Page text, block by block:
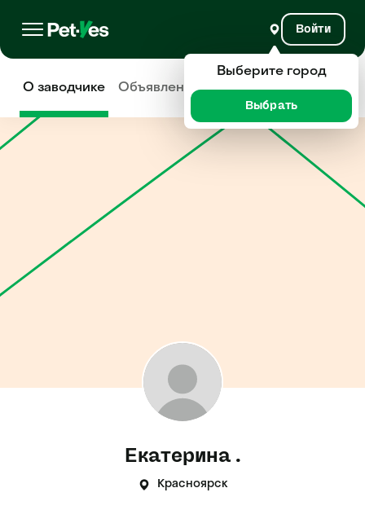
Войти
О заводчике Объявления Отзывы
Екатерина .
Красноярск
Выберите город
Выбрать